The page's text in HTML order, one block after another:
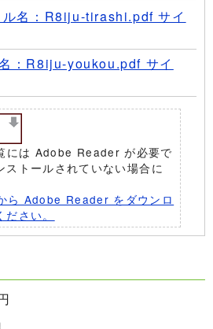
ル名：R8iju-tirashi.pdf サイ
：R8iju-youkou.pdf サイ
には Adobe Reader が必要で
ストールされていない場合に
ら Adobe Reader をダウンロ
さい。